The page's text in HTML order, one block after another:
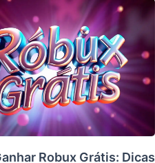
Robux Grátis: Dicas